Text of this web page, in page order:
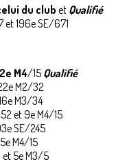
du clubet Qualifié
et 196e SE/671
2e M4/15 Qualifié
M2/32
M3/34
et 9e M4/15
SE/245
M4/15
5e M3/5